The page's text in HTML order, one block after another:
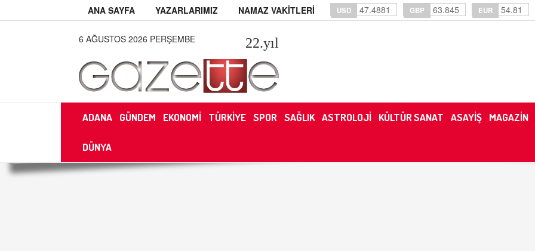
ANA SAYFA YAZARLARIMIZ NAMAZ VAKİTLERİ USD 47.4881 GBP 63.845 EUR 54.81
6 AĞUSTOS 2026 PERŞEMBE 22.yıl
ADANA GÜNDEM EKONOMİ TÜRKİYE SPOR SAĞLIK ASTROLOJİ KÜLTÜR SANAT ASAYİŞ MAGAZİN
DÜNYA